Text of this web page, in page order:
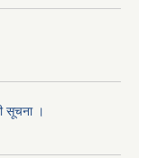
सूचना ‌।